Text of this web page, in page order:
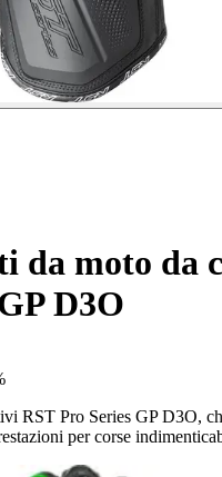
da moto da
D3O
RST Pro Series GP D3O,
per corse